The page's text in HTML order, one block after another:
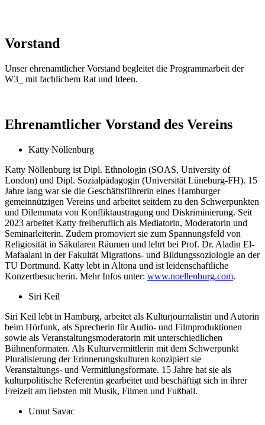
Vorstand
Unser ehrenamtlicher Vorstand begleitet die Programmarbeit der
W3_ mit fachlichem Rat und Ideen.
Ehrenamtlicher Vorstand des Vereins
Katty Nöllenburg
Katty Nöllenburg ist Dipl. Ethnologin (SOAS, University of
London) und Dipl. Sozialpädagogin (Universität Lüneburg-FH). 15
Jahre lang war sie die Geschäftsführerin eines Hamburger
gemeinnützigen Vereins und arbeitet seitdem zu den Schwerpunkten
und Dilemmata von Konfliktaustragung und Diskriminierung. Seit
2023 arbeitet Katty freiberuflich als Mediatorin, Moderatorin und
Seminarleiterin. Zudem promoviert sie zum Spannungsfeld von
Religiosität in Säkularen Räumen und lehrt bei Prof. Dr. Aladin El-
Mafaalani in der Fakultät Migrations- und Bildungssoziologie an der
TU Dortmund. Katty lebt in Altona und ist leidenschaftliche
Konzertbesucherin. Mehr Infos unter: www.noellenburg.com.
Siri Keil
Siri Keil lebt in Hamburg, arbeitet als Kulturjournalistin und Autorin
beim Hörfunk, als Sprecherin für Audio- und Filmproduktionen
sowie als Veranstaltungsmoderatorin mit unterschiedlichen
Bühnenformaten. Als Kulturvermittlerin mit dem Schwerpunkt
Pluralisierung der Erinnerungskulturen konzipiert sie
Veranstaltungs- und Vermittlungsformate. 15 Jahre hat sie als
kulturpolitische Referentin gearbeitet und beschäftigt sich in ihrer
Freizeit am liebsten mit Musik, Filmen und Fußball.
Umut Savac